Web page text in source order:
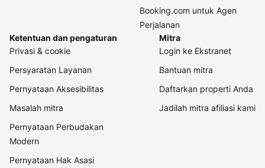
Booking.com untuk Agen
Perjalanan
Ketentuan dan pengaturan
Privasi & cookie
Persyaratan Layanan
Pernyataan Aksesibilitas
Masalah mitra
Pernyataan Perbudakan
Modern
Pernyataan Hak Asasi
Mitra
Login ke Ekstranet
Bantuan mitra
Daftarkan properti Anda
Jadilah mitra afiliasi kami